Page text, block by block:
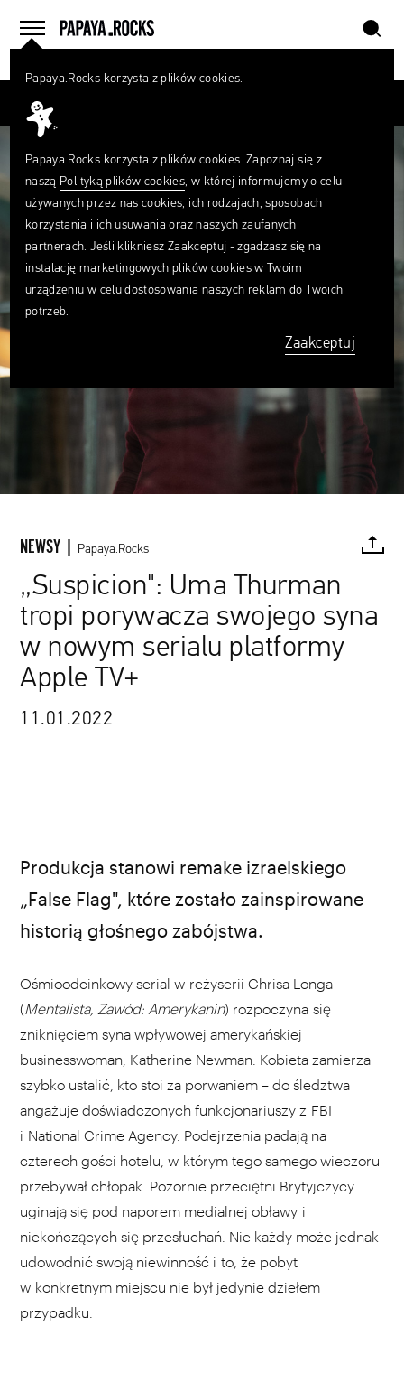
menu
home szukaj
NEWSY | Papaya.Rocks
„Suspicion": Uma Thurman
tropi porywacza swojego syna
w nowym serialu platformy
Apple TV+
11.01.2022
FACEBOOK TWITTER PINTEREST MAIL
Produkcja stanowi remake izraelskiego
„False Flag", które zostało zainspirowane
historią głośnego zabójstwa.
Ośmioodcinkowy serial w reżyserii Chrisa Longa
(Mentalista, Zawód: Amerykanin) rozpoczyna się
zniknięciem syna wpływowej amerykańskiej
businesswoman, Katherine Newman. Kobieta zamierza
szybko ustalić, kto stoi za porwaniem – do śledztwa
angażuje doświadczonych funkcjonariuszy z FBI
i National Crime Agency. Podejrzenia padają na
czterech gości hotelu, w którym tego samego wieczoru
przebywał chłopak. Pozornie przeciętni Brytyjczycy
uginają się pod naporem medialnej obławy i
niekończących się przesłuchań. Nie każdy może jednak
udowodnić swoją niewinność i to, że pobyt
w konkretnym miejscu nie był jedynie dziełem
przypadku.
Papaya.Rocks korzysta z plików cookies.
Papaya.Rocks korzysta z plików cookies. Zapoznaj się z
naszą Polityką plików cookies, w której informujemy o celu
używanych przez nas cookies, ich rodzajach, sposobach
korzystania i ich usuwania oraz naszych zaufanych
partnerach. Jeśli klikniesz Zaakceptuj - zgadzasz się na
instalację marketingowych plików cookies w Twoim
urządzeniu w celu dostosowania naszych reklam do Twoich
potrzeb.
Zaakceptuj
Czego
szukasz?